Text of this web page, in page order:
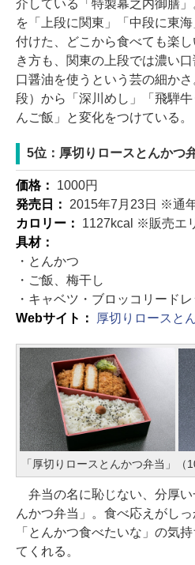
介している「特製幕之内御膳
を「上段に関東」「中段に東
付けた、どこから食べても楽
き方も、関東の上段では濃い
口醤油を使うという芸の細か
段）から「深川めし」「飛騨
んご飯」と変化をつけている。
5位：厚切りロースとんかつ
価格： 1000円
発売日： 2015年7月23日 ※通
カロリー： 1127kcal ※販売エ
具材：
・とんかつ
・ご飯、梅干し
・キャベツ・ブロッコリード
Webサイト：
厚切りロースと
「厚切りロースとんかつ弁当」（
弁当の名に恥じない、分厚い
んかつ弁当」。食べ応えがしっ
「とんかつ食べたいな」の気
てくれる。